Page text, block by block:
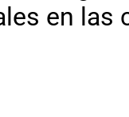
en las